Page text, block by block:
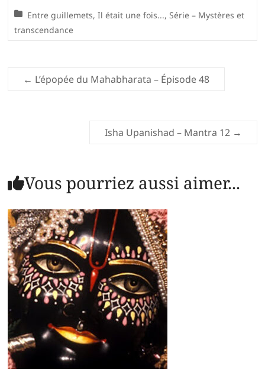
Entre guillemets,Il était une fois...,Série – Mystères et
transcendance
← L’épopée du Mahabharata – Épisode 48
Isha Upanishad – Mantra 12 →
Vous pourriez aussi aimer...